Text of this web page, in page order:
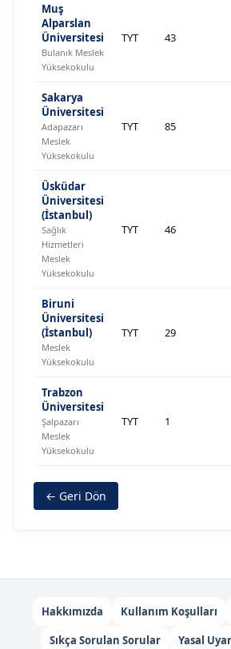
Muş
Alparslan
Üniversitesi
Bulanık Meslek
Yüksekokulu
TYT 43
Sakarya
Üniversitesi
Adapazarı
Meslek
Yüksekokulu
TYT 85
Üsküdar
Üniversitesi
(İstanbul)
Sağlık
Hizmetleri
Meslek
Yüksekokulu
TYT 46
Biruni
Üniversitesi
(İstanbul)
Meslek
Yüksekokulu
TYT 29
Trabzon
Üniversitesi
Şalpazarı
Meslek
Yüksekokulu
TYT 1
← Geri Dön
Hakkımızda Kullanım Koşulları
Sıkça Sorulan Sorular
Yasal